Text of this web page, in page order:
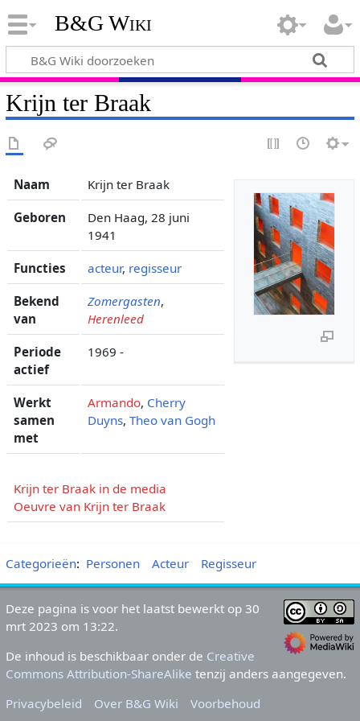
B&G Wiki
Krijn ter Braak
Naam Krijn ter Braak
Geboren
Den Haag, 28 juni
1941
Functies acteur, regisseur
Bekend
van
Zomergasten,
Herenleed
Periode
actief
1969 -
Werkt
samen
met
Armando, Cherry
Duyns, Theo van Gogh
Krijn ter Braak in de media
Oeuvre van Krijn ter Braak
Categorieën: Personen Acteur Regisseur
Deze pagina is voor het laatst bewerkt op 30
mrt 2023 om 13:22.
De inhoud is beschikbaar onder de Creative
Commons Attribution-ShareAlike tenzij anders aangegeven.
Privacybeleid
Over B&G Wiki Voorbehoud